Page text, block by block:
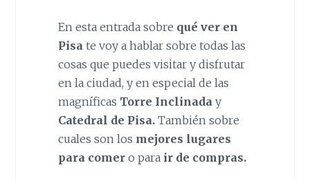
En esta entrada sobre qué ver en
Pisa te voy a hablar sobre todas las
cosas que puedes visitar y disfrutar
en la ciudad, y en especial de las
magníficas Torre Inclinada y
Catedral de Pisa. También sobre
cuales son los mejores lugares
para comer o para ir de compras.